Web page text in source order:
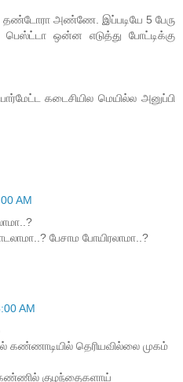
தண்டோரா அண்ணே. இப்படியே 5 பேரு
ஒன்ன எடுத்து போட்டிக்கு
கடைசியில மெயில்ல அனுப்பி
AM
பேசாம போயிரலாமா..?
AM
கண்ணாடியில் தெரியவில்லை முகம்
குழந்தைகளாய்